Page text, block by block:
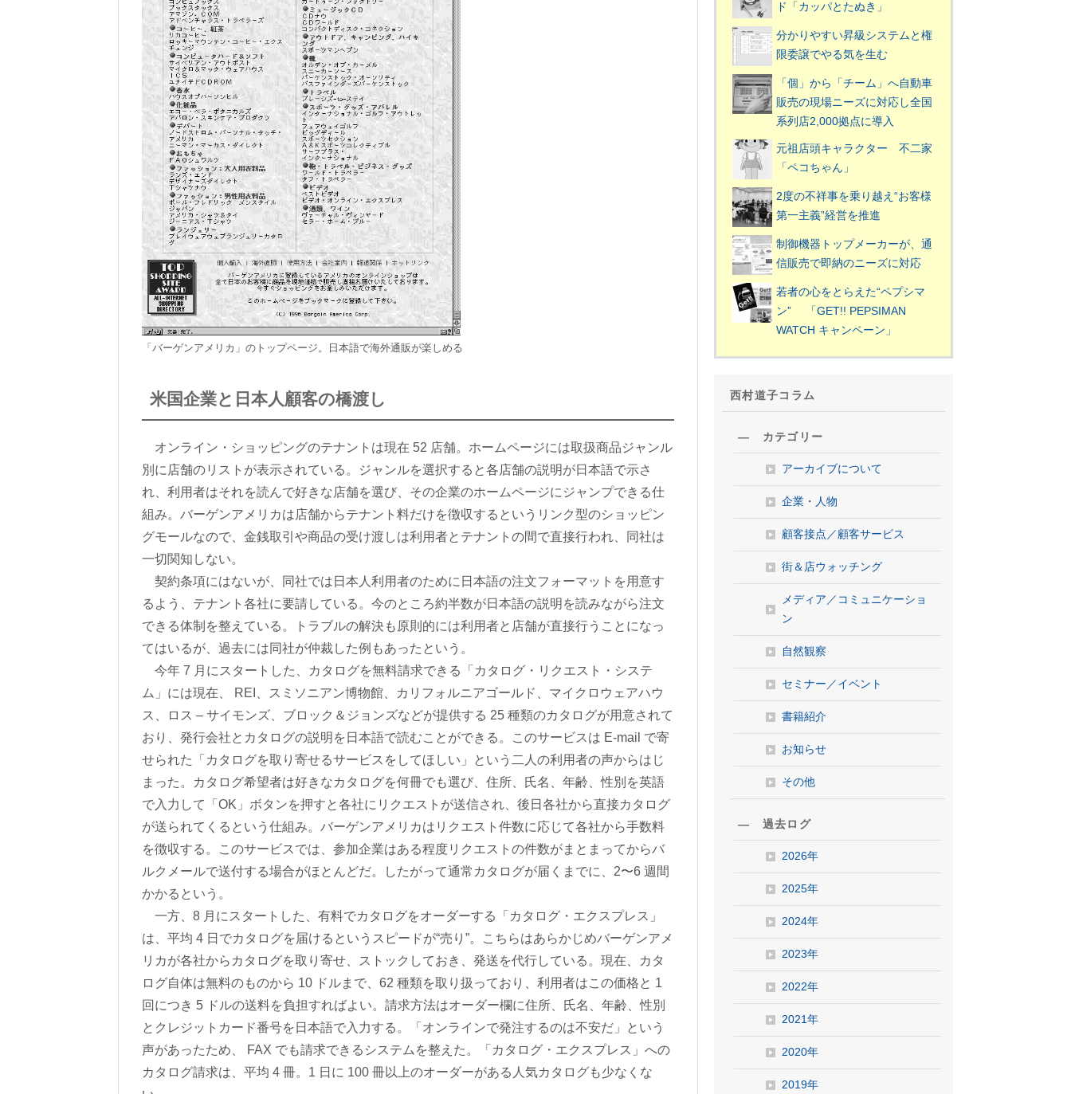
「バーゲンアメリカ」のトップページ。日本語で海外通販が楽しめる
米国企業と日本人顧客の橋渡し
オンライン・ショッピングのテナントは現在 52 店舗。ホームページには取扱商品ジャンル
別に店舗のリストが表示されている。ジャンルを選択すると各店舗の説明が日本語で示さ
れ、利用者はそれを読んで好きな店舗を選び、その企業のホームページにジャンプできる仕
組み。バーゲンアメリカは店舗からテナント料だけを徴収するというリンク型のショッピン
グモールなので、金銭取引や商品の受け渡しは利用者とテナントの間で直接行われ、同社は
一切関知しない。
契約条項にはないが、同社では日本人利用者のために日本語の注文フォーマットを用意す
るよう、テナント各社に要請している。今のところ約半数が日本語の説明を読みながら注文
できる体制を整えている。トラブルの解決も原則的には利用者と店舗が直接行うことになっ
てはいるが、過去には同社が仲裁した例もあったという。
今年 7 月にスタートした、カタログを無料請求できる「カタログ・リクエスト・システ
ム」には現在、 REI、スミソニアン博物館、カリフォルニアゴールド、マイクロウェアハウ
ス、ロス – サイモンズ、ブロック＆ジョンズなどが提供する 25 種類のカタログが用意されて
おり、発行会社とカタログの説明を日本語で読むことができる。このサービスは E-mail で寄
せられた「カタログを取り寄せるサービスをしてほしい」という二人の利用者の声からはじ
まった。カタログ希望者は好きなカタログを何冊でも選び、住所、氏名、年齢、性別を英語
で入力して「OK」ボタンを押すと各社にリクエストが送信され、後日各社から直接カタログ
が送られてくるという仕組み。バーゲンアメリカはリクエスト件数に応じて各社から手数料
を徴収する。このサービスでは、参加企業はある程度リクエストの件数がまとまってからバ
ルクメールで送付する場合がほとんどだ。したがって通常カタログが届くまでに、2〜6 週間
かかるという。
一方、8 月にスタートした、有料でカタログをオーダーする「カタログ・エクスプレス」
は、平均 4 日でカタログを届けるというスピードが“売り”。こちらはあらかじめバーゲンアメ
リカが各社からカタログを取り寄せ、ストックしておき、発送を代行している。現在、カタ
ログ自体は無料のものから 10 ドルまで、62 種類を取り扱っており、利用者はこの価格と 1
回につき 5 ドルの送料を負担すればよい。請求方法はオーダー欄に住所、氏名、年齢、性別
とクレジットカード番号を日本語で入力する。「オンラインで発注するのは不安だ」という
声があったため、 FAX でも請求できるシステムを整えた。「カタログ・エクスプレス」への
カタログ請求は、平均 4 冊。1 日に 100 冊以上のオーダーがある人気カタログも少なくな
ド「カッパとたぬき」
分かりやすい昇級システムと権
限委譲でやる気を生む
「個」から「チーム」へ自動車
販売の現場ニーズに対応し全国
系列店2,000拠点に導入
元祖店頭キャラクター 不二家
「ペコちゃん」
2度の不祥事を乗り越え“お客様
第一主義”経営を推進
制御機器トップメーカーが、通
信販売で即納のニーズに対応
若者の心をとらえた“ペプシマ
ン” 「GET!! PEPSIMAN
WATCH キャンペーン」
西村道子コラム
― カテゴリー
アーカイブについて
企業・人物
顧客接点／顧客サービス
街＆店ウォッチング
メディア／コミュニケーショ
ン
自然観察
セミナー／イベント
書籍紹介
お知らせ
その他
― 過去ログ
2026年
2025年
2024年
2023年
2022年
2021年
2020年
2019年